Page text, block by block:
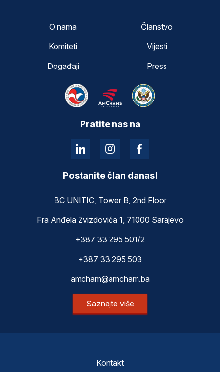
O nama
Članstvo
Komiteti
Vijesti
Događaji
Press
Pratite nas na
Postanite član danas!
BC UNITIC, Tower B, 2nd Floor
Fra Anđela Zvizdovića 1, 71000 Sarajevo
+387 33 295 501/2
+387 33 295 503
amcham@amcham.ba
Saznajte više
Kontakt